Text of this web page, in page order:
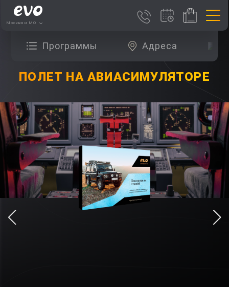
Москва и МО
Программы Адреса
ПОЛЕТ НА АВИАСИМУЛЯТОРЕ